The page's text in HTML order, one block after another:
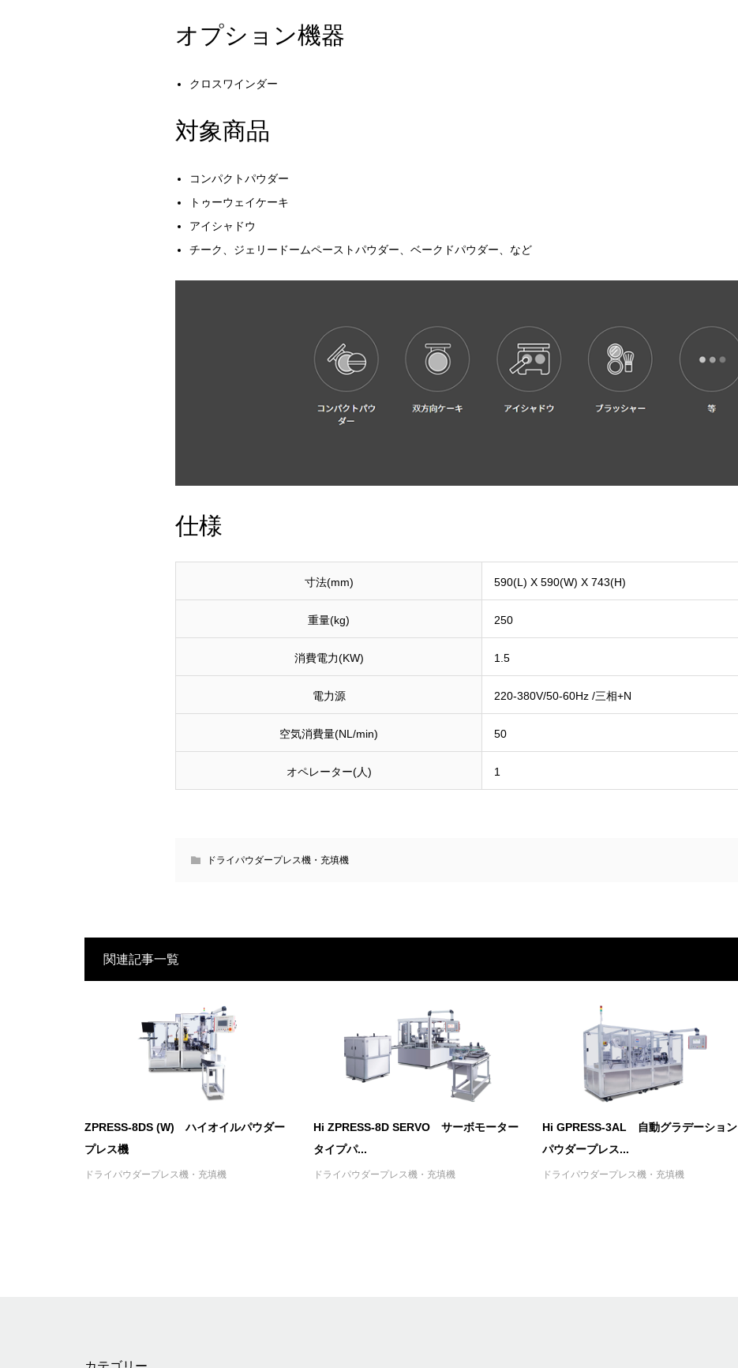
オプション機器
クロスワインダー
対象商品
コンパクトパウダー
トゥーウェイケーキ
アイシャドウ
チーク、ジェリードームペーストパウダー、ベークドパウダー、など
仕様
寸法(mm) 590(L) X 590(W) X 743(H)
重量(kg) 250
消費電力(KW) 1.5
電力源 220-380V/50-60Hz /三相+N
空気消費量(NL/min) 50
オペレーター(人) 1
ドライパウダープレス機・充填機
関連記事一覧
ZPRESS-8DS (W) ハイオイルパウダー
プレス機
ドライパウダープレス機・充填機
Hi ZPRESS-8D SERVO サーボモーター
タイプパ...
ドライパウダープレス機・充填機
Hi GPRESS-3AL 自動グラデーション
パウダープレス...
ドライパウダープレス機・充填機